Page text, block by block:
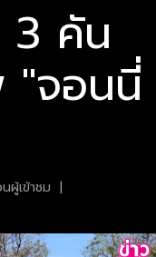
3 คัน
"จอนนี่
ผู้เข้าชม |